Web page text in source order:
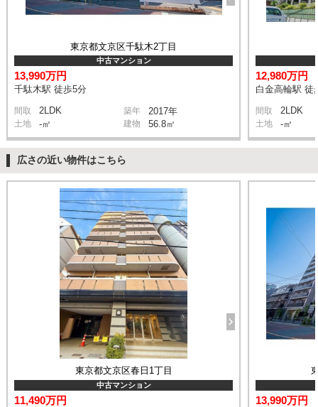
東京都文京区千駄木2丁目
中古マンション
13,990万円
千駄木駅 徒歩5分
間取 2LDK 築年 2017年
土地 -㎡ 建物 56.8㎡
12,980万円
白金高輪駅 徒
間取 2LDK
土地 -㎡
広さの近い物件はこちら
東京都文京区春日1丁目
中古マンション
11,490万円 13,990万円